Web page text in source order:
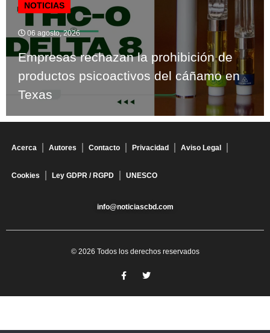
NOTICIAS
06 agosto, 2026
Empresas rechazan la prohibición de
productos psicoactivos del cáñamo en
Texas
Acerca Autores Contacto Privacidad Aviso Legal
Cookies Ley GDPR / RGPD UNESCO
info@noticiascbd.com
© 2026 Todos los derechos reservados